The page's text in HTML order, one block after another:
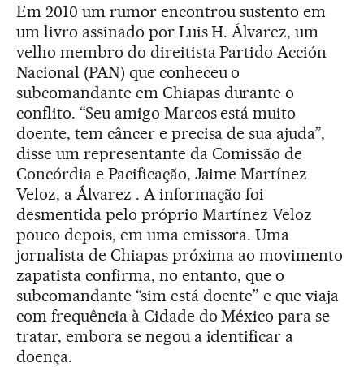
Em 2010 um rumor encontrou sustento em
um livro assinado por Luis H. Álvarez, um
velho membro do direitista Partido Acción
Nacional (PAN) que conheceu o
subcomandante em Chiapas durante o
conflito. “Seu amigo Marcos está muito
doente, tem câncer e precisa de sua ajuda”,
disse um representante da Comissão de
Concórdia e Pacificação, Jaime Martínez
Veloz, a Álvarez . A informação foi
desmentida pelo próprio Martínez Veloz
pouco depois, em uma emissora. Uma
jornalista de Chiapas próxima ao movimento
zapatista confirma, no entanto, que o
subcomandante “sim está doente” e que viaja
com frequência à Cidade do México para se
tratar, embora se negou a identificar a
doença.